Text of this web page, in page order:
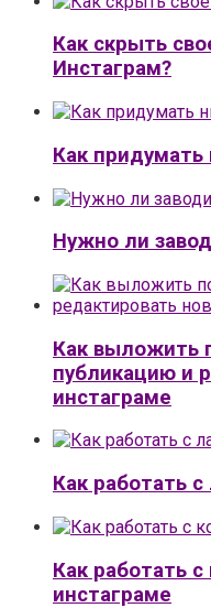
Как скрыть
Инстаграм?
Как придумать
Нужно ли
Как выложить
публикацию и
инстаграме
Как работать
Как работать
инстаграме